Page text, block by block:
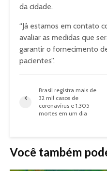
da cidade.
“Já estamos em contato
avaliar as medidas que
garantir o fornecimento
pacientes”.
Brasil registra mais de
32 mil casos de
coronavírus e 1.305
mortes em um dia
Você também